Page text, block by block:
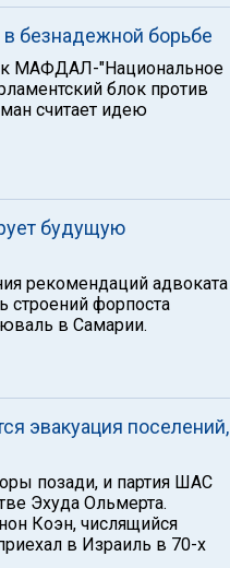
безнадежной борьбе
МАФДАЛ-"Национальное
блок против
считает идею
будущую
рекомендаций адвоката
строений форпоста
в Самарии.
эвакуация поселений,
позади, и партия ШАС
Эхуда Ольмерта.
Коэн, числящийся
в Израиль в 70-х